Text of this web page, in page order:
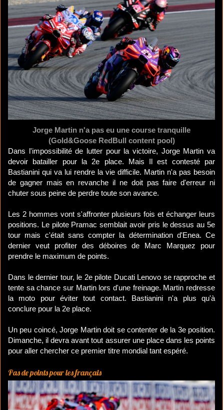
Jorge Martin n'a pas eu une course tranquille
(Gold&Goose RedBull content pool)
Dans l'impossibilité de lutter pour la victoire, Jorge Martin va
devoir batailler pour la 2e place. Mais Il est contesté par
Bastianini qui va lui rendre la vie difficile. Martin n'a pas besoin
de gagner mais en revanche il ne doit pas faire d'erreur ni
chuter sous peine de perdre toute son avance.
Les 2 hommes vont s'affronter plusieurs fois et échanger leurs
positions. Le pilote Pramac semblait avoir pris le dessus au 5e
tour mais c'était sans compter la détermination d'Enea. Ce
dernier veut profiter des déboires de Marc Marquez pour
prendre le maximum de points.
Dans le dernier tour, le 2e pilote Ducati Lenovo se rapproche et
tente sa chance sur Martin lors d'une freinage. Martin redresse
la moto pour éviter tout contact. Bastianini n'a plus qu'à
conclure pour la 2e place.
Un peu coincé, Jorge Martin doit se contenter de la 3e position.
Dimanche, il devra avant tout assurer une place dans les points
pour aller chercher ce premier titre mondial tant espéré.
Pas de points pour les français